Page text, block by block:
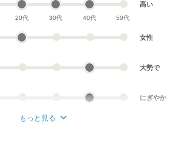
20代 30代 40代 50代
高い
女性
大勢で
にぎやか
もっと見る